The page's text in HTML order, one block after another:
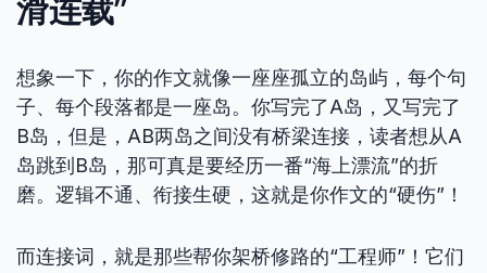
滑连载”
想象一下，你的作文就像一座座孤立的岛屿，每个句
子、每个段落都是一座岛。你写完了A岛，又写完了
B岛，但是，AB两岛之间没有桥梁连接，读者想从A
岛跳到B岛，那可真是要经历一番“海上漂流”的折
磨。逻辑不通、衔接生硬，这就是你作文的“硬伤”！
而连接词，就是那些帮你架桥修路的“工程师”！它们